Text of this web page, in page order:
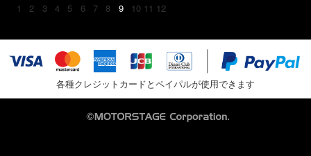
1 2 3 4 5 6 7 8 9 10 11 12
各種クレジットカードとペイパルが使用できます